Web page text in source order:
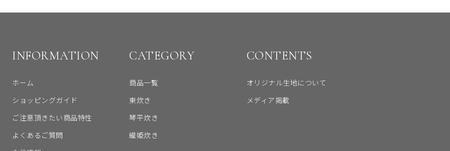
INFORMATION
ホーム
ショッピングガイド
ご注意頂きたい商品特性
よくあるご質問
CATEGORY
商品一覧
東炊き
琴平炊き
織姫炊き
CONTENTS
オリジナル生地について
メディア掲載